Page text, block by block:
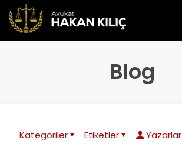
Blog
Kategoriler Etiketler
Yazarlar